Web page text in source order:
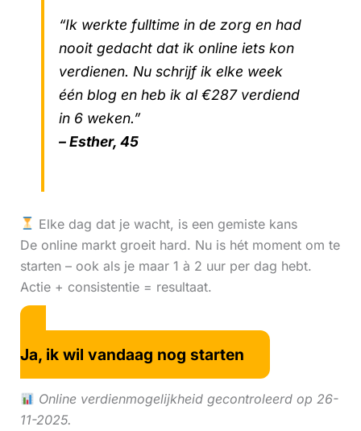
“Ik werkte fulltime in de zorg en had
nooit gedacht dat ik online iets kon
verdienen. Nu schrijf ik elke week
één blog en heb ik al €287 verdiend
in 6 weken.”
– Esther, 45
Elke dag dat je wacht, is een gemiste kans
De online markt groeit hard. Nu is hét moment om te
starten – ook als je maar 1 à 2 uur per dag hebt.
Actie + consistentie = resultaat.
Ja, ik wil vandaag nog starten
Online verdienmogelijkheid gecontroleerd op 26-
11-2025.